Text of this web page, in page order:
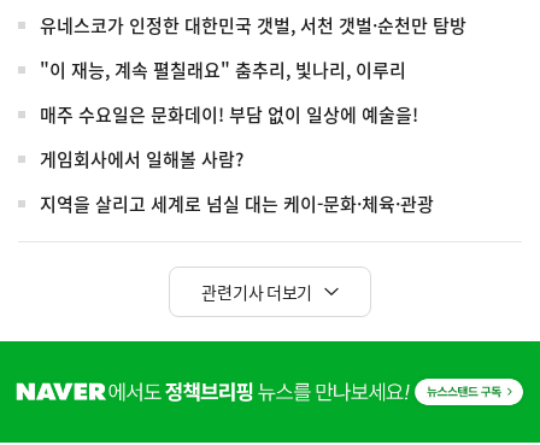
유네스코가 인정한 대한민국 갯벌, 서천 갯벌·순천만 탐방
"이 재능, 계속 펼칠래요" 춤추리, 빛나리, 이루리
매주 수요일은 문화데이! 부담 없이 일상에 예술을!
게임회사에서 일해볼 사람?
지역을 살리고 세계로 넘실 대는 케이-문화·체육·관광
관련기사 더보기
단